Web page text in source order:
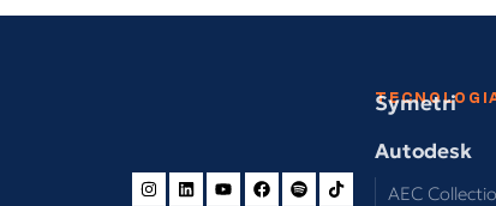
Symetri
Autodesk
AEC